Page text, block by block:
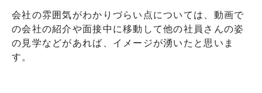
会社の雰囲気がわかりづらい点については、動画で
の会社の紹介や面接中に移動して他の社員さんの姿
の見学などがあれば、イメージが湧いたと思いま
す。